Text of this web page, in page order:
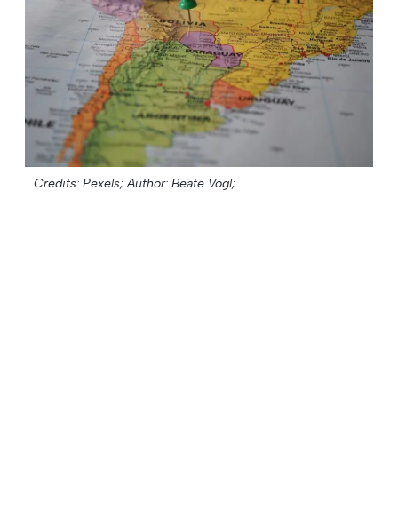
Credits: Pexels; Author: Beate Vogl;